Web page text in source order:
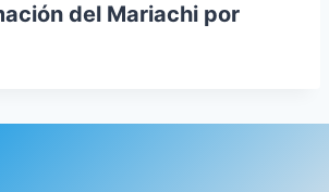
del Mariachi por